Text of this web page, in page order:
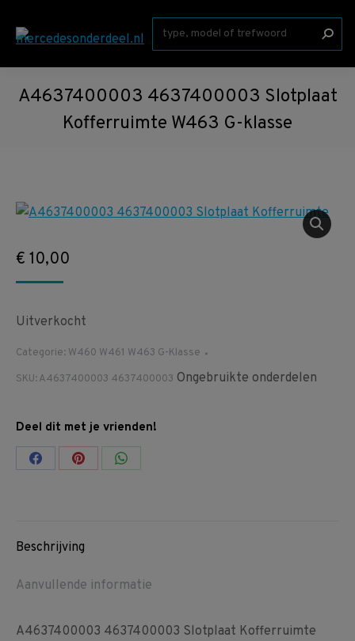
Zoeken:
A4637400003 4637400003 Slotplaat
Kofferruimte W463 G-klasse
€ 10,00
Uitverkocht
Categorie: W460 W461 W463 G-Klasse
SKU:A4637400003 4637400003 Ongebruikte onderdelen
Deel dit met je vrienden!
Share Share Share
Beschrijving
Aanvullende informatie
A4637400003 4637400003 Slotplaat Kofferruimte